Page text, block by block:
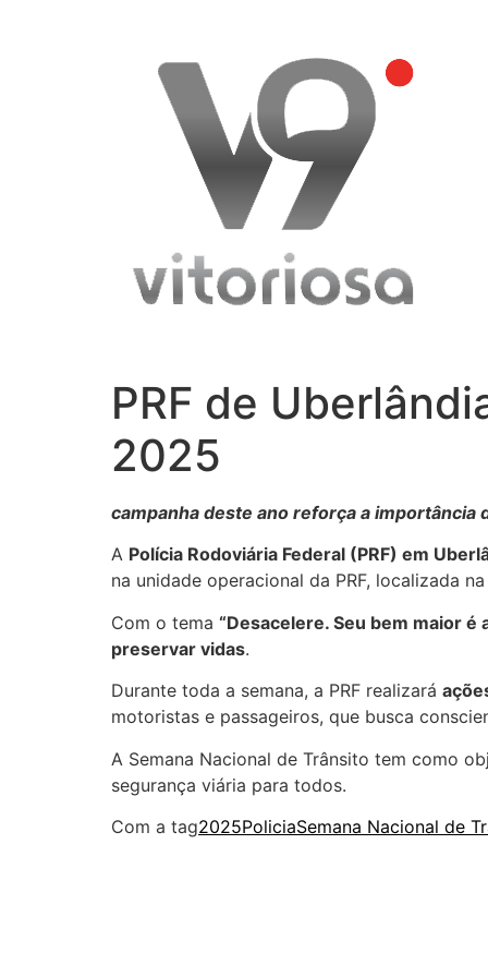
PRF de
2025
campanha deste ano reforça a
A Polícia Rodoviária Federal (PRF) em
na unidade operacional da PRF, localizada
Com o tema “Desacelere. Seu bem maior é
preservar vidas.
Durante toda a semana, a PRF realizará
motoristas e passageiros, que busca
A Semana Nacional de Trânsito tem como
segurança viária para todos.
Com a tag2025PoliciaSemana Nacional de